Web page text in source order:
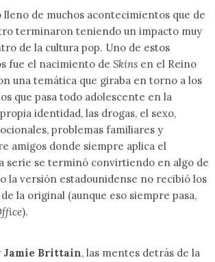
lleno de muchos acontecimientos que de
terminaron teniendo un impacto muy
de la cultura pop. Uno de estos
fue el nacimiento deSkins en el Reino
una temática que giraba en torno a los
que pasa todo adolescente en la
identidad, las drogas, el sexo,
problemas familiares y
amigos donde siempre aplica el
serie se terminó convirtiendo en algo de
la versión estadounidense no recibió los
la original (aunque eso siempre pasa,
).
Jamie Brittain, las mentes detrás de la